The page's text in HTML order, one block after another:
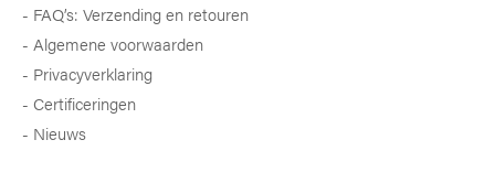
FAQ’s: Verzending en retouren
Algemene voorwaarden
Privacyverklaring
Certificeringen
Nieuws